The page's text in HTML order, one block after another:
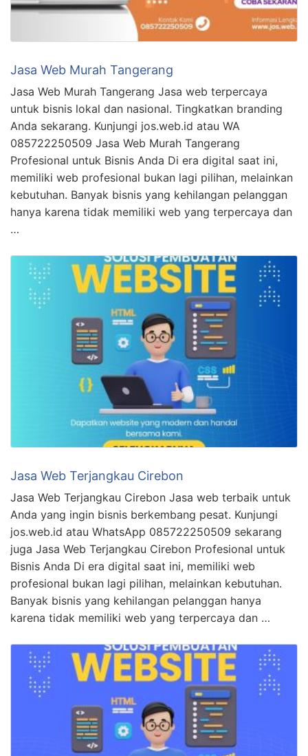
Jasa Web Murah Tangerang
Jasa Web Murah Tangerang Jasa web terpercaya
untuk bisnis lokal dan nasional. Tingkatkan branding
Anda sekarang. Kunjungi jos.web.id atau WA
085722250509 Jasa Web Murah Tangerang
Profesional untuk Bisnis Anda Di era digital saat ini,
memiliki web profesional bukan lagi pilihan, melainkan
kebutuhan. Banyak bisnis yang kehilangan pelanggan
hanya karena tidak memiliki web yang terpercaya dan
…
Jasa Web Terjangkau Cirebon
Jasa Web Terjangkau Cirebon Jasa web terbaik untuk
Anda yang ingin bisnis berkembang pesat. Kunjungi
jos.web.id atau WhatsApp 085722250509 sekarang
juga Jasa Web Terjangkau Cirebon Profesional untuk
Bisnis Anda Di era digital saat ini, memiliki web
profesional bukan lagi pilihan, melainkan kebutuhan.
Banyak bisnis yang kehilangan pelanggan hanya
karena tidak memiliki web yang terpercaya dan …